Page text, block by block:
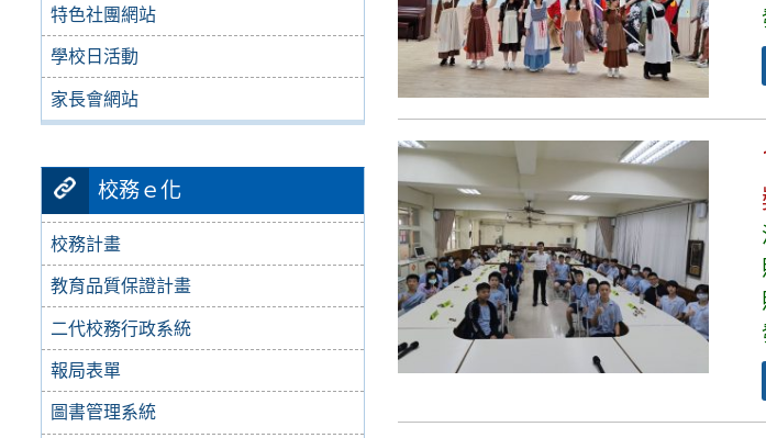
特色社團網站
學校日活動
家長會網站
校務ｅ化
校務計畫
教育品質保證計畫
二代校務行政系統
報局表單
圖書管理系統